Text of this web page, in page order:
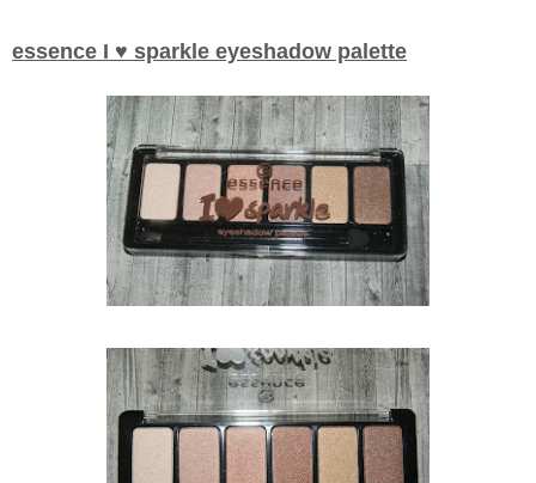
essence I ♥ sparkle eyeshadow palette